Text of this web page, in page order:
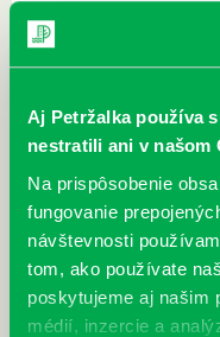
Aj Petržalka používa
nestratili ani v našom
Na prispôsobenie
fungovanie
návštevnosti
tom, ako používate
poskytujeme aj našim
médií, inzercie a